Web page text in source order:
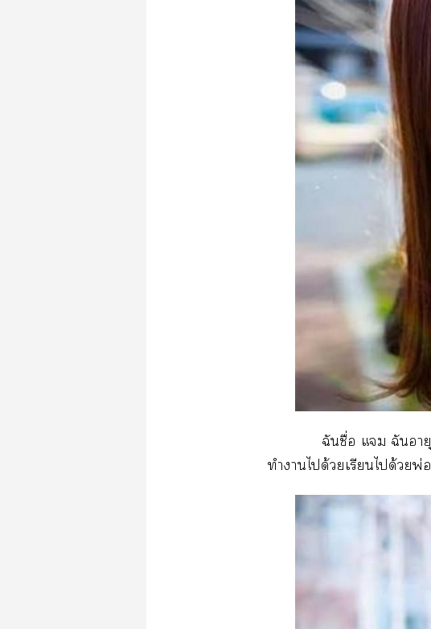
ฉันชื่อ แม ฉันอา
ทำาได้วยเรียนได้วย